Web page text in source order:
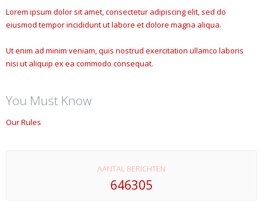
Lorem ipsum dolor sit amet, consectetur adipiscing elit, sed do
eiusmod tempor incididunt ut labore et dolore magna aliqua.
Ut enim ad minim veniam, quis nostrud exercitation ullamco laboris
nisi ut aliquip ex ea commodo consequat.
You Must Know
Our Rules
AANTAL BERICHTEN
646305